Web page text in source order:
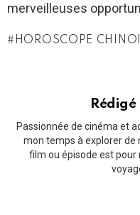
merveilleuses
HOROSCOPE
Passionnée de cinéma et
mon temps à explorer de
film ou épisode est pour